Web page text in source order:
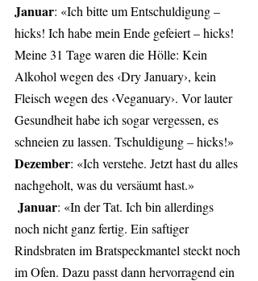
Januar: «Ich bitte um Entschuldigung –
hicks! Ich habe mein Ende gefeiert – hicks!
Meine 31 Tage waren die Hölle: Kein
Alkohol wegen des ‹Dry January›, kein
Fleisch wegen des ‹Veganuary›. Vor lauter
Gesundheit habe ich sogar vergessen, es
schneien zu lassen. Tschuldigung – hicks!»
Dezember: «Ich verstehe. Jetzt hast du alles
nachgeholt, was du versäumt hast.»
Januar: «In der Tat. Ich bin allerdings
noch nicht ganz fertig. Ein saftiger
Rindsbraten im Bratspeckmantel steckt noch
im Ofen. Dazu passt dann hervorragend ein